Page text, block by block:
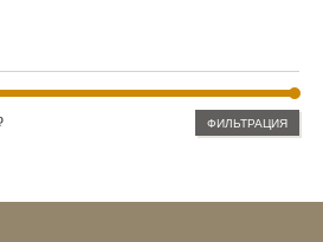
ФИЛЬТРАЦИЯ